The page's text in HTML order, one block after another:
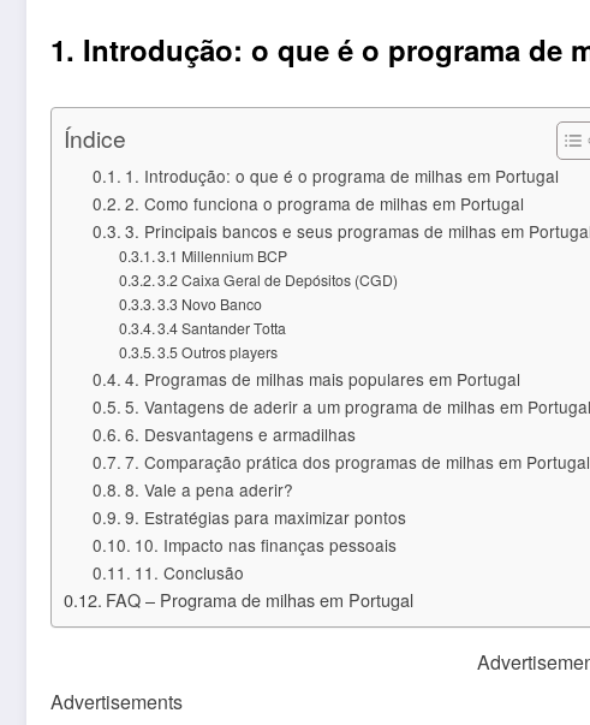
1. Introdução: o que é o programa de
Índice
1. Introdução: o que é o programa de milhas em Portugal
2. Como funciona o programa de milhas em Portugal
3. Principais bancos e seus programas de milhas em Portugal
3.1 Millennium BCP
3.2 Caixa Geral de Depósitos (CGD)
3.3 Novo Banco
3.4 Santander Totta
3.5 Outros players
4. Programas de milhas mais populares em Portugal
5. Vantagens de aderir a um programa de milhas em Portugal
6. Desvantagens e armadilhas
7. Comparação prática dos programas de milhas em Portugal
8. Vale a pena aderir?
9. Estratégias para maximizar pontos
10. Impacto nas finanças pessoais
11. Conclusão
FAQ – Programa de milhas em Portugal
Advertisements